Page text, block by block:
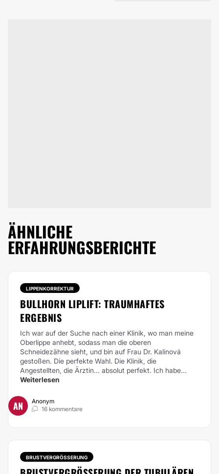
ÄHNLICHE
ERFAHRUNGSBERICHTE
LIPPENKORREKTUR
BULLHORN LIPLIFT: TRAUMHAFTES
ERGEBNIS
Ich war auf der Suche nach einer Klinik, wo man meine
Oberlippe anhebt, sodass man die oberen
Schneidezähne sieht, und bin auf Frau Dr. Kalinová
gestoßen. Die perfekte Wahl. Die Klinik, die
Angestellten, die Ärztin... absolut perfekt. Ich habe...
Weiterlesen
AN
Anonym
16 kommentare
BRUSTVERGRÖSSERUNG